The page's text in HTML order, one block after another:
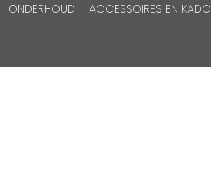
ONDERHOUD ACCESSOIRES EN KADO